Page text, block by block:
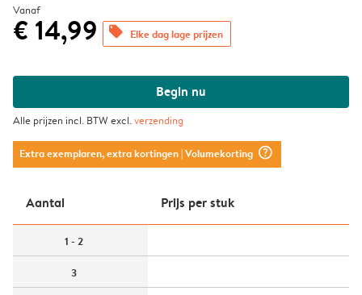
Vanaf
€ 14,99 offers Elke dag lage prijzen
Begin nu
Alle prijzen incl. BTW excl.verzending
Extra exemplaren, extra kortingen| Volumekorting question_mark_circle
Aantal Prijs per stuk
1 - 2
3